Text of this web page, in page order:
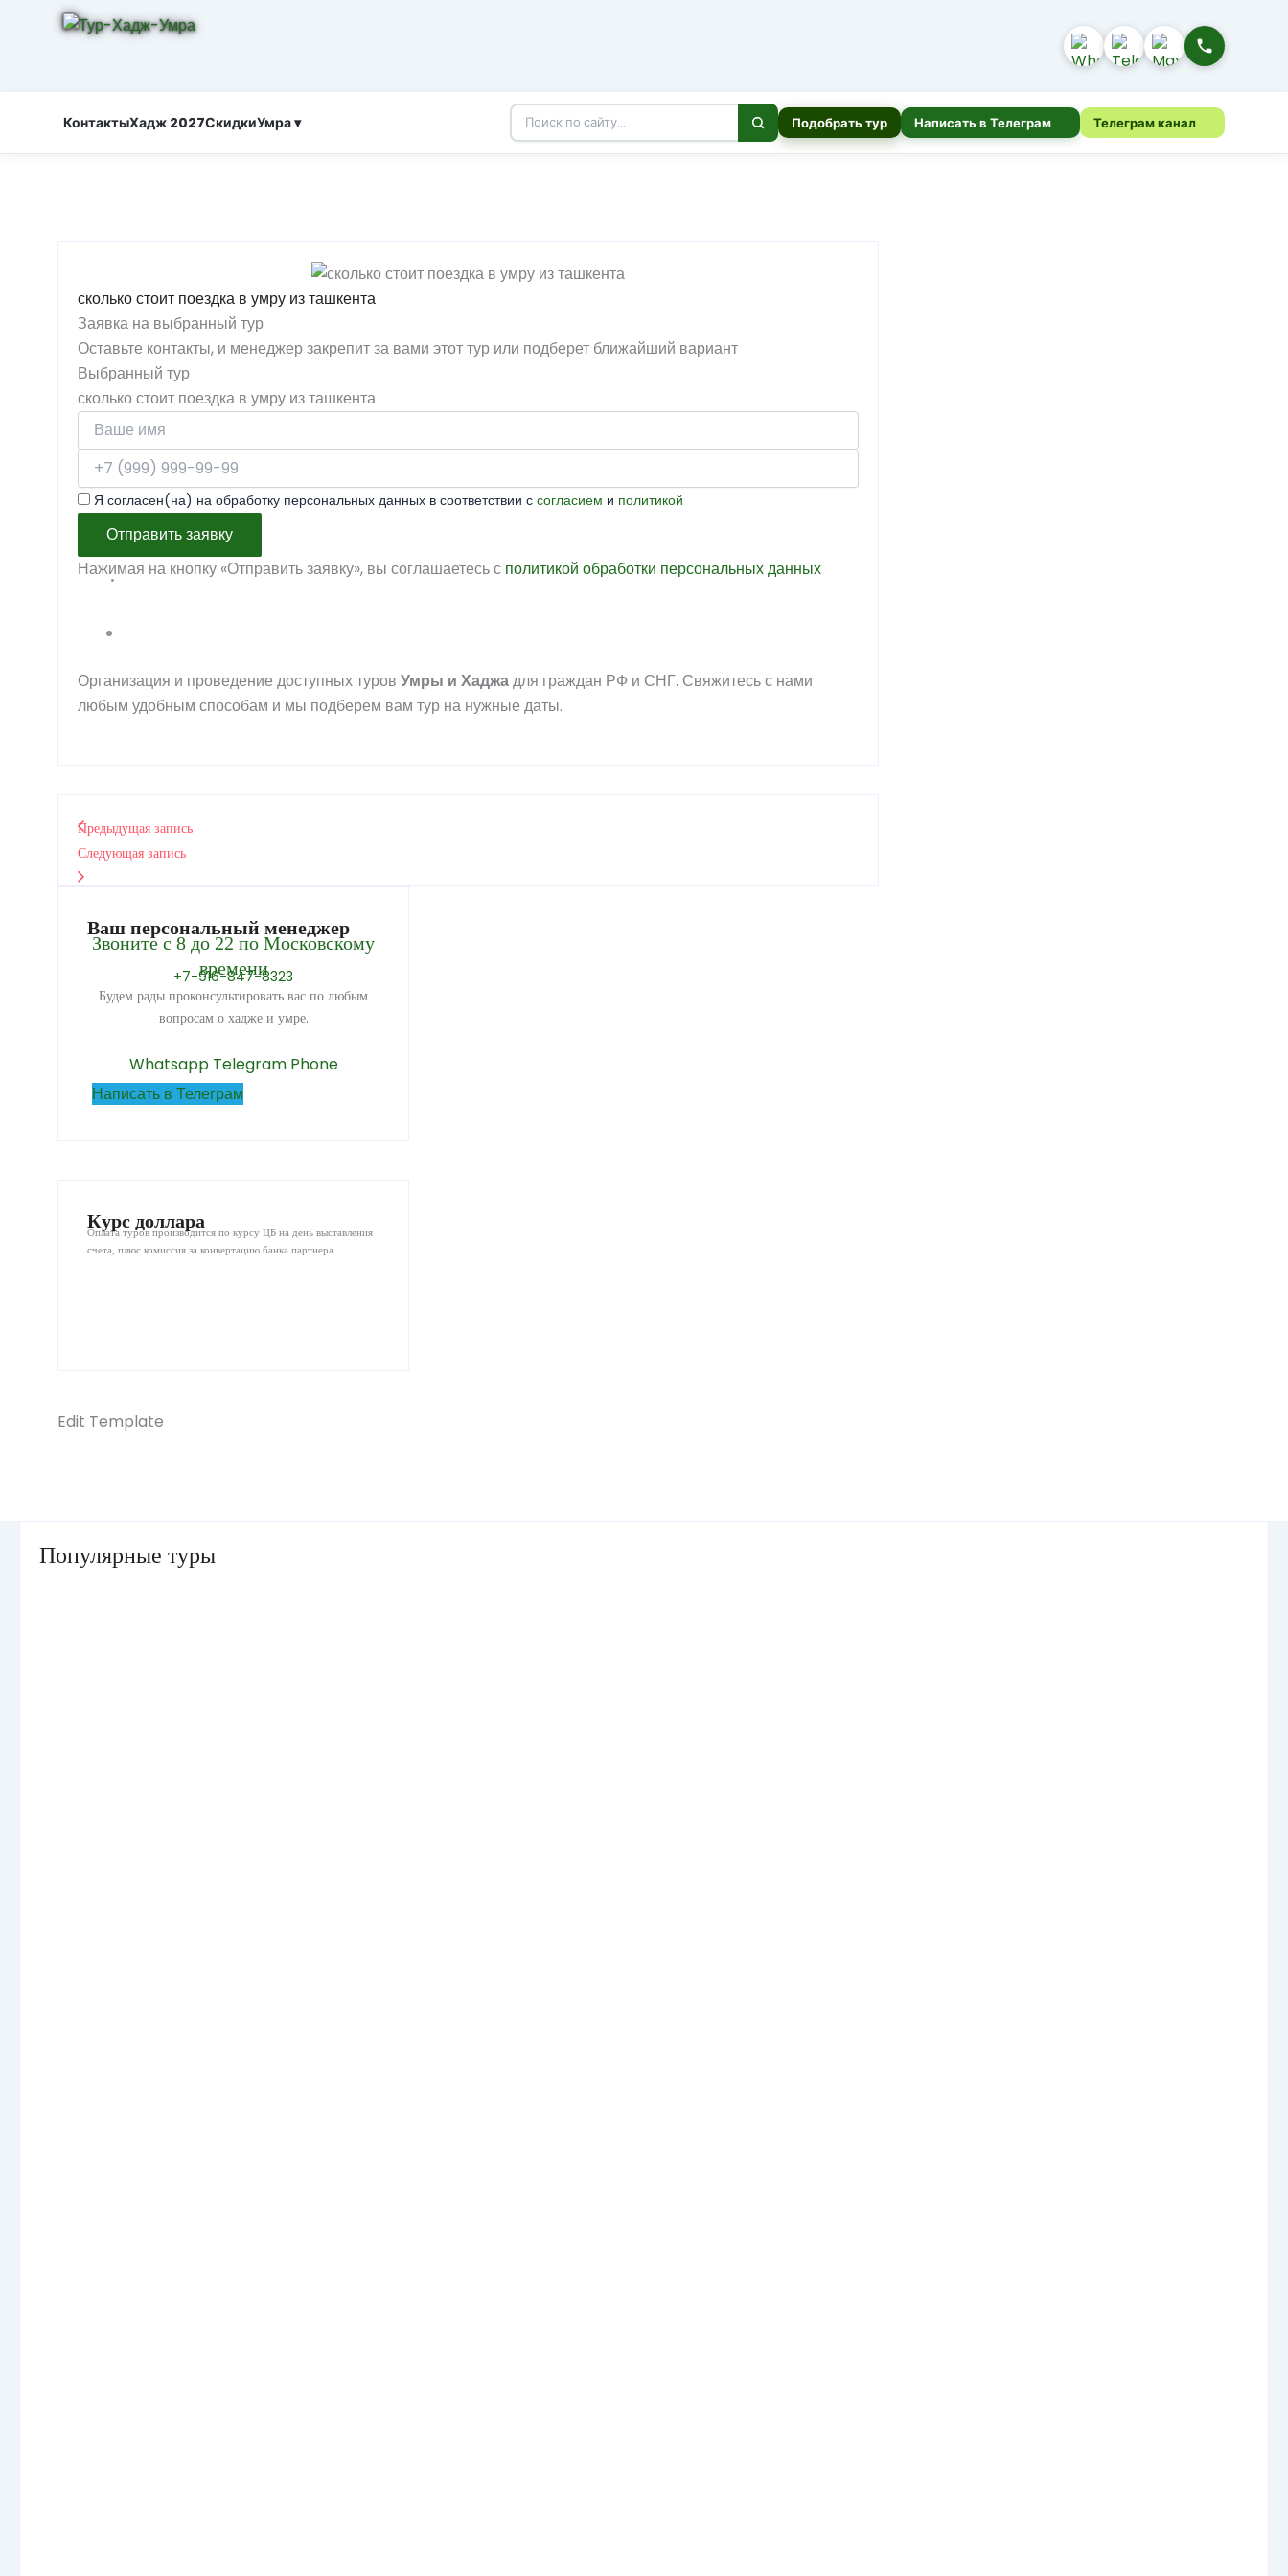
КонтактыХадж 2027СкидкиУмра ▾ Подобрать тур Написать в Телеграм Телеграм канал
сколько стоит поездка в умру из ташкента
Заявка на выбранный тур
Оставьте контакты, и менеджер закрепит за вами этот тур или подберет ближайший вариант
Выбранный тур
сколько стоит поездка в умру из ташкента
Я согласен(на) на обработку персональных данных в соответствии с согласием и политикой
Отправить заявку
Нажимая на кнопку «Отправить заявку», вы соглашаетесь с политикой обработки персональных данных
Организация и проведение доступных туров Умры и Хаджадля граждан РФ и СНГ. Свяжитесь с нами
любым удобным способам и мы подберем вам тур на нужные даты.
Предыдущая запись
Следующая запись
Ваш персональный менеджер
Звоните с 8 до 22 по Московскому
времени
+7-916-847-8323
Будем рады проконсультировать вас по любым
вопросам о хадже и умре.
Whatsapp Telegram Phone
Написать в Телеграм
Курс доллара
Оплата туров производится по курсу ЦБ на день выставления
счета, плюс комиссия за конвертацию банка партнера
Edit Template
Популярные туры